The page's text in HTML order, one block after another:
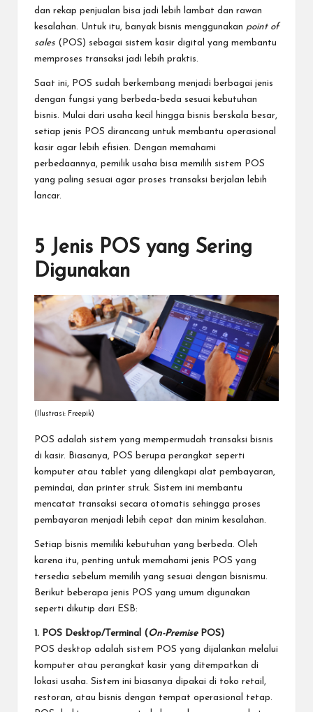
mudah,
lebih
dan rekap penjualan bisa jadi lebih lambat dan rawan
kesalahan. Untuk itu, banyak bisnis menggunakan point of
sales (POS) sebagai sistem kasir digital yang membantu
memproses transaksi jadi lebih praktis.
Saat ini, POS sudah berkembang menjadi berbagai jenis
dengan fungsi yang berbeda-beda sesuai kebutuhan
bisnis. Mulai dari usaha kecil hingga bisnis berskala besar,
setiap jenis POS dirancang untuk membantu operasional
kasir agar lebih efisien. Dengan memahami
perbedaannya, pemilik usaha bisa memilih sistem POS
yang paling sesuai agar proses transaksi berjalan lebih
lancar.
5 Jenis POS yang Sering
Digunakan
(Ilustrasi: Freepik)
POS adalah sistem yang mempermudah transaksi bisnis
di kasir. Biasanya, POS berupa perangkat seperti
komputer atau tablet yang dilengkapi alat pembayaran,
pemindai, dan printer struk. Sistem ini membantu
mencatat transaksi secara otomatis sehingga proses
pembayaran menjadi lebih cepat dan minim kesalahan.
Setiap bisnis memiliki kebutuhan yang berbeda. Oleh
karena itu, penting untuk memahami jenis POS yang
tersedia sebelum memilih yang sesuai dengan bisnismu.
Berikut beberapa jenis POS yang umum digunakan
seperti dikutip dari
ESB:
1. POS Desktop/Terminal ( On-PremisePOS)
POS desktop adalah sistem POS yang dijalankan melalui
komputer atau perangkat kasir yang ditempatkan di
lokasi usaha. Sistem ini biasanya dipakai di toko retail,
restoran, atau bisnis dengan tempat operasional tetap.